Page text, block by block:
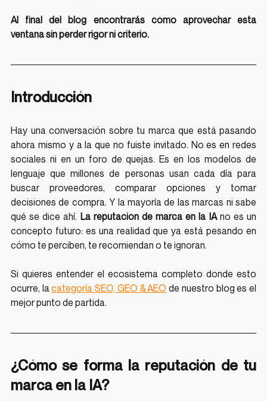
Al final del blog encontrarás cómo aprovechar esta
ventana sin perder rigor ni criterio.
Introducción
Hay una conversación sobre tu marca que está pasando
ahora mismo y a la que no fuiste invitado. No es en redes
sociales ni en un foro de quejas. Es en los modelos de
lenguaje que millones de personas usan cada día para
buscar proveedores, comparar opciones y tomar
decisiones de compra. Y la mayoría de las marcas ni sabe
qué se dice ahí. La reputación de marca en la IA no es un
concepto futuro: es una realidad que ya está pesando en
cómo te perciben, te recomiendan o te ignoran.
Si quieres entender el ecosistema completo donde esto
ocurre, la categoría SEO, GEO & AEO de nuestro blog es el
mejor punto de partida.
¿Cómo se forma la reputación de tu
marca en la IA?